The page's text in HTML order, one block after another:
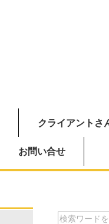
クライアントさ
お問い合せ